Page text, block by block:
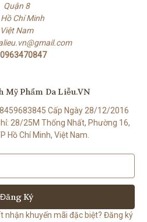
Quận 8
Hồ Chí Minh
Việt Nam
Mỹ Phẩm Da Liễu.VN
Cấp Ngày 28/12/2016
28/25M Thống Nhất, Phường 16,
Hồ Chí Minh, Việt Nam.
nhận khuyến mãi đặc biệt? Đăng ký